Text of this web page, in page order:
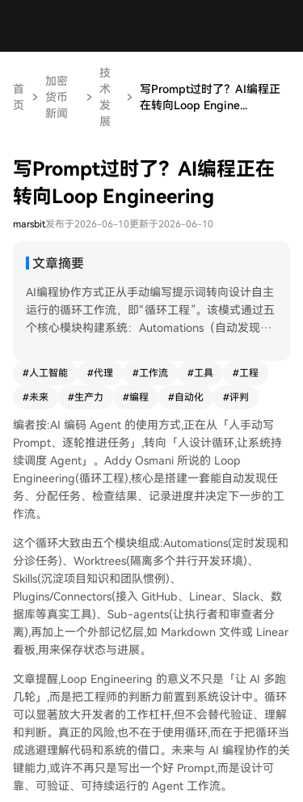
首
页
加密
货币
新闻
技
术
发
展
写Prompt过时了？AI编程正
在转向Loop Engine...
写Prompt过时了？AI编程正在
转向Loop Engineering
marsbit发布于2026-06-10更新于2026-06-10
文章摘要
AI编程协作方式正从手动编写提示词转向设计自主
运行的循环工作流，即“循环工程”。该模式通过五
个核心模块构建系统：Automations（自动发现和
接真实工具）和Sub-agents（执行与审查分
离），并依赖外部记忆层保存状态。 这种转变将
工程师的判断力前置到系统设计中，使开发者能设
计可持续、可验证的Agent工作流，从而显著提升
工作效率。然而，循环工程并未取代工程师的验
证、理解和判断责任。风险在于过度依赖自动化可
能导致“理解债”和“认知投降”，即忽视对代码和系
统的深入掌握。未来与AI协作的关键能力在于设计
可靠且受监督的工作流，而非仅仅撰写提示词。真
正的价值在于利用循环放大工作杠杆，而非逃避思
考。
#人工智能 #代理 #工作流 #工具 #工程
#未来 #生产力 #编程 #自动化 #评判
编者按:AI 编码 Agent 的使用方式,正在从「人手动写
Prompt、逐轮推进任务」,转向「人设计循环,让系统持
续调度 Agent」。Addy Osmani 所说的 Loop
Engineering(循环工程),核心是搭建一套能自动发现任
务、分配任务、检查结果、记录进度并决定下一步的工
作流。
这个循环大致由五个模块组成:Automations(定时发现和
分诊任务)、Worktrees(隔离多个并行开发环境)、
Skills(沉淀项目知识和团队惯例)、
Plugins/Connectors(接入 GitHub、Linear、Slack、数
据库等真实工具)、Sub-agents(让执行者和审查者分
离),再加上一个外部记忆层,如 Markdown 文件或 Linear
看板,用来保存状态与进展。
文章提醒,Loop Engineering 的意义不只是「让 AI 多跑
几轮」,而是把工程师的判断力前置到系统设计中。循环
可以显著放大开发者的工作杠杆,但不会替代验证、理解
和判断。真正的风险,也不在于使用循环,而在于把循环当
成逃避理解代码和系统的借口。未来与 AI 编程协作的关
键能力,或许不再只是写出一个好 Prompt,而是设计可
靠、可验证、可持续运行的 Agent 工作流。